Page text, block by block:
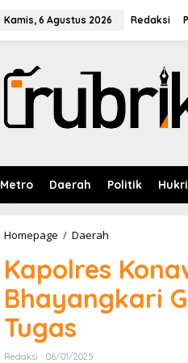
Kamis, 6 Agustus 2026 Redaksi
Metro Daerah Politik
Homepage / Daerah
p
o
l
r
Kapolres
Bhayangkari
Tugas
Redaksi
06/01/2025